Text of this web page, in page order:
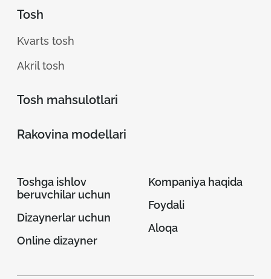
Tosh
Kvarts tosh
Akril tosh
Tosh mahsulotlari
Rakovina modellari
Toshga ishlov
beruvchilar uchun
Dizaynerlar uchun
Online dizayner
Kompaniya haqida
Foydali
Aloqa